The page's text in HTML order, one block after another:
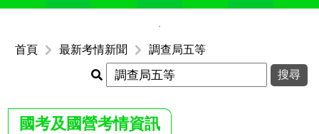
首頁 最新考情新聞 調查局五等
國考及國營考情資訊